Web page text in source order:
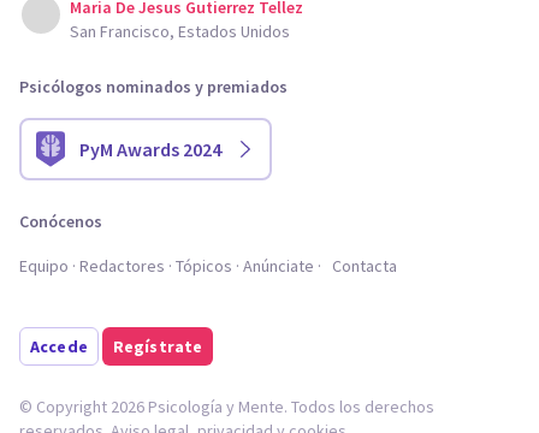
Maria De Jesus Gutierrez Tellez
San Francisco, Estados Unidos
Psicólogos nominados y premiados
PyM Awards 2024
Conócenos
Equipo Redactores Tópicos Anúnciate Contacta
Accede Regístrate
© Copyright 2026 Psicología y Mente. Todos los derechos